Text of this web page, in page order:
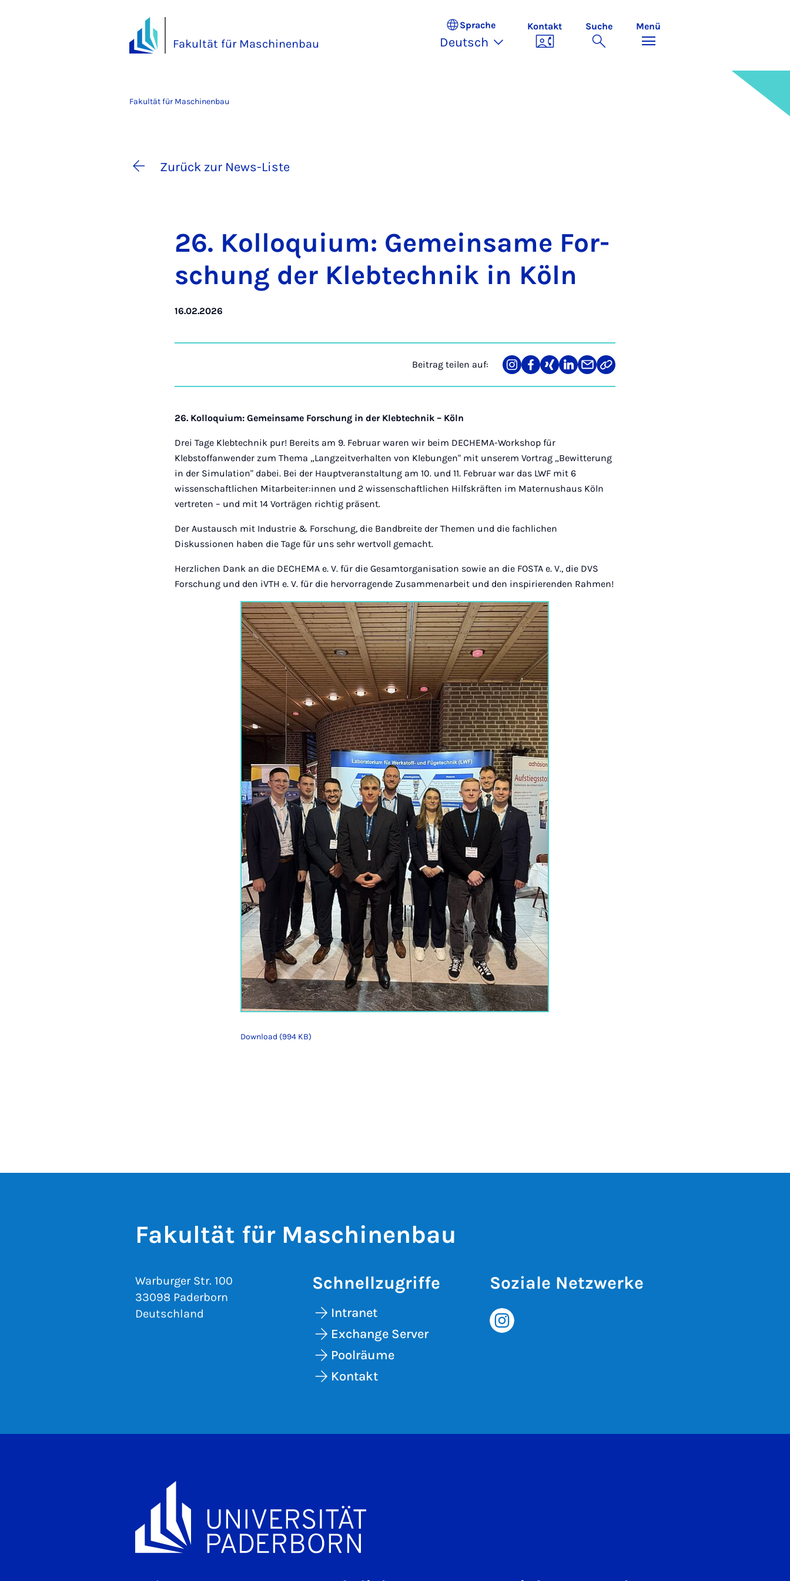
Fakultät für Maschinenbau
Sprache
Deutsch
Kontakt Suche Menü
Fakultät für Maschinenbau
Zurück zur News-Liste
26. Kol­lo­qui­um: Ge­mein­sa­me For­
schung der Kleb­tech­nik in Köln
16.02.2026
Beitrag teilen auf:
Teilen
auf
Teilen
auf
Teilen
auf
Teilen
auf
Teilen
über
Link
kopieren
26. Kolloquium: Gemeinsame Forschung in der Klebtechnik – Köln
Drei Tage Klebtechnik pur! Bereits am 9. Februar waren wir beim DECHEMA-Workshop für
Klebstoffanwender zum Thema „Langzeitverhalten von Klebungen" mit unserem Vortrag „Bewitterung
in der Simulation" dabei. Bei der Hauptveranstaltung am 10. und 11. Februar war das LWF mit 6
wissenschaftlichen Mitarbeiter:innen und 2 wissenschaftlichen Hilfskräften im Maternushaus Köln
vertreten – und mit 14 Vorträgen richtig präsent.
Der Austausch mit Industrie & Forschung, die Bandbreite der Themen und die fachlichen
Diskussionen haben die Tage für uns sehr wertvoll gemacht.
Herzlichen Dank an die DECHEMA e. V. für die Gesamtorganisation sowie an die FOSTA e. V., die DVS
Forschung und den iVTH e. V. für die hervorragende Zusammenarbeit und den inspirierenden Rahmen!
Download (994 KB)
Fakultät für Maschinenbau
Warburger Str. 100
33098 Paderborn
Deutschland
Schnellzugriffe
Intranet
Exchange Server
Poolräume
Kontakt
Soziale Netzwerke